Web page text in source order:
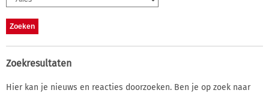
Zoekresultaten
Hier kan je nieuws en reacties doorzoeken. Ben je op zoek naar